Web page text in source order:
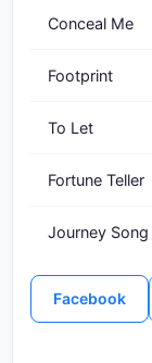
Conceal Me
Footprint
To Let
Fortune Teller
Journey Song
Facebook